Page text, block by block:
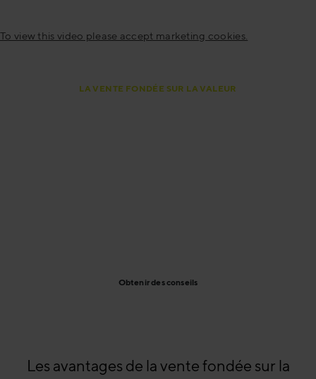
To view this video please accept marketing cookies.
LA VENTE FONDÉE SUR LA VALEUR
Obtenir des conseils
Les avantages de la vente fondée sur la